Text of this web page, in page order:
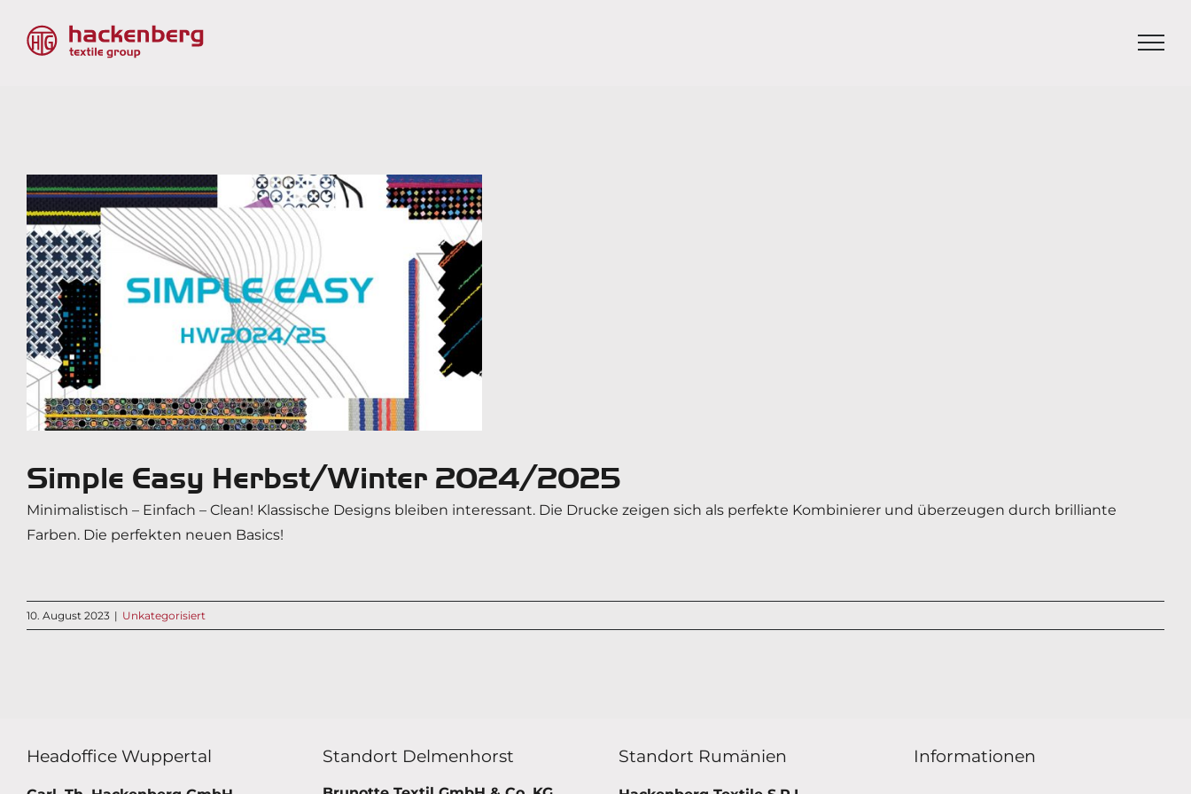
Zeige
grösseres
Bild
Simple Easy Herbst/Winter 2024/2025
Minimalistisch – Einfach – Clean! Klassische Designs bleiben interessant. Die Drucke zeigen sich als perfekte Kombinierer und überzeugen durch brilliante
Farben. Die perfekten neuen Basics!
10. August 2023 | Unkategorisiert
Headoffice Wuppertal Standort Delmenhorst Standort Rumänien Informationen